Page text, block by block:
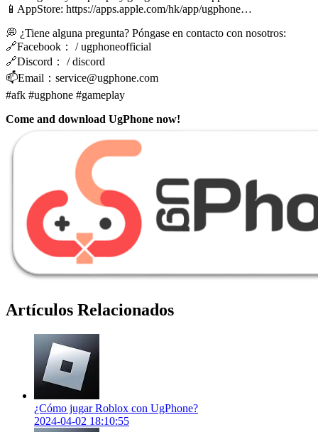
📱AppStore: https://apps.apple.com/hk/app/ugphone…
💭 ¿Tiene alguna pregunta? Póngase en contacto con nosotros:
🔗Facebook： / ugphoneofficial
🔗Discord： / discord
📫Email： service@ugphone.com
#afk #ugphone #gameplay
Come and download UgPhone now!
Artículos Relacionados
¿Cómo jugar Roblox con UgPhone?
2024-04-02 18:10:55